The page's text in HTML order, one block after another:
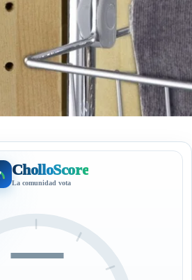
CholloScore
La comunidad vota
—